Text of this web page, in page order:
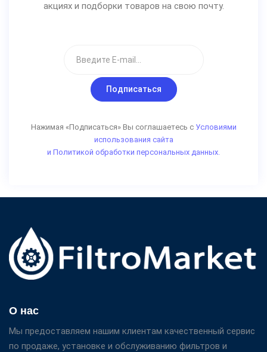
акциях и подборки товаров на свою почту.
Подписаться
Нажимая «Подписаться» Вы соглашаетесь с Условиями
использования сайта
и Политикой обработки персональных данных.
О нас
Мы предоставляем нашим клиентам качественный сервис
по продаже, установке и обслуживанию фильтров и